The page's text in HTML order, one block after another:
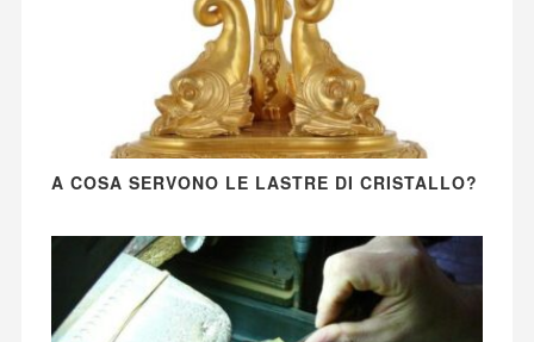
A COSA SERVONO LE LASTRE DI CRISTALLO?